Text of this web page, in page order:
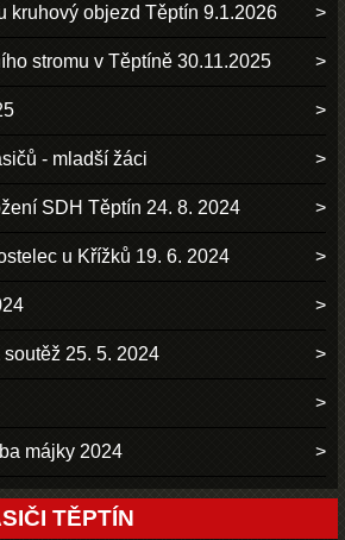
kruhový objezd Těptín 9.1.2026
stromu v Těptíně 30.11.2025
- mladší žáci
SDH Těptín 24. 8. 2024
u Křížků 19. 6. 2024
25. 5. 2024
májky 2024
TĚPTÍN